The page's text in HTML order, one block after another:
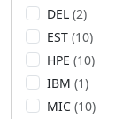
DEL (2)
EST (10)
HPE (10)
IBM (1)
MIC (10)